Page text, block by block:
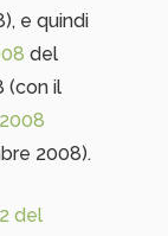
e quindi
del
(con il
2008).
del